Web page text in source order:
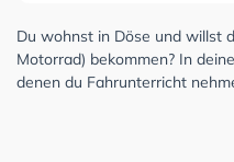
Du wohnst in Döse und willst
Motorrad) bekommen? In
denen du Fahrunterricht